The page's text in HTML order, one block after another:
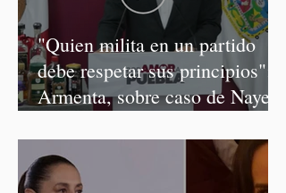
"Quien milita en un partido
debe respetar sus principios":
Armenta, sobre caso de Nayeli